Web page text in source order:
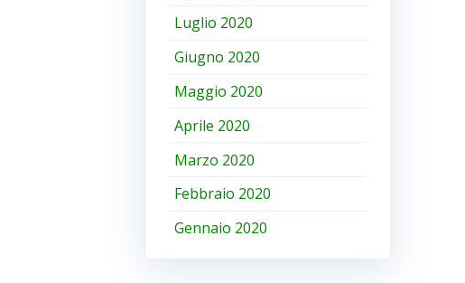
Luglio 2020
Giugno 2020
Maggio 2020
Aprile 2020
Marzo 2020
Febbraio 2020
Gennaio 2020